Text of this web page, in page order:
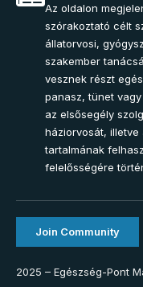
Az oldalon
szórakoztató célt
állatorvosi,
szakember
vesznek részt
panasz, tünet
az elsősegély
háziorvosát, illetve
tartalmának
felelősségére
Join Community
2025 – Egészség-Pont